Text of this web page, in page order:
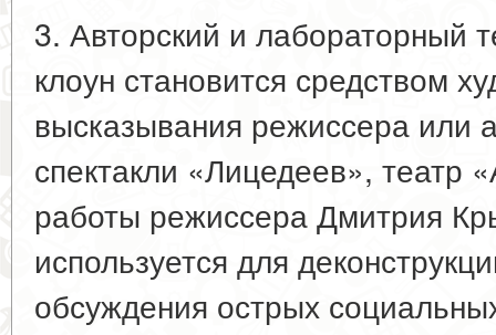
3. Авторский и лабораторный
клоун становится средством
высказывания режиссера
спектакли «Лицедеев», театр
работы режиссера Дмитрия
используется для
обсуждения острых